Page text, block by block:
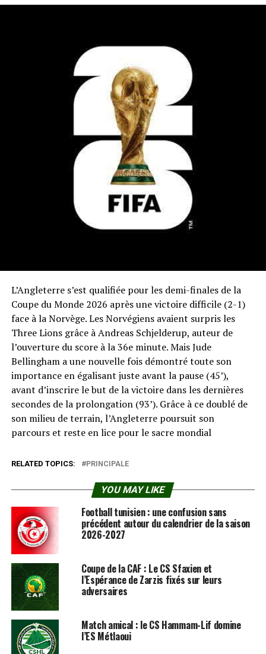
L’Angleterre s’est qualifiée pour les demi-finales de la
Coupe du Monde 2026 après une victoire difficile (2-1)
face à la Norvège. Les Norvégiens avaient surpris les
Three Lions grâce à Andreas Schjelderup, auteur de
l’ouverture du score à la 36e minute. Mais Jude
Bellingham a une nouvelle fois démontré toute son
importance en égalisant juste avant la pause (45’),
avant d’inscrire le but de la victoire dans les dernières
secondes de la prolongation (93’). Grâce à ce doublé de
son milieu de terrain, l’Angleterre poursuit son
parcours et reste en lice pour le sacre mondial
RELATED TOPICS: PRINCIPALE
YOU MAY LIKE
Football tunisien : une confusion sans
précédent autour du calendrier de la saison
2026-2027
Coupe de la CAF : Le CS Sfaxien et
l’Espérance de Zarzis fixés sur leurs
adversaires
Match amical : le CS Hammam-Lif domine
l’ES Métlaoui